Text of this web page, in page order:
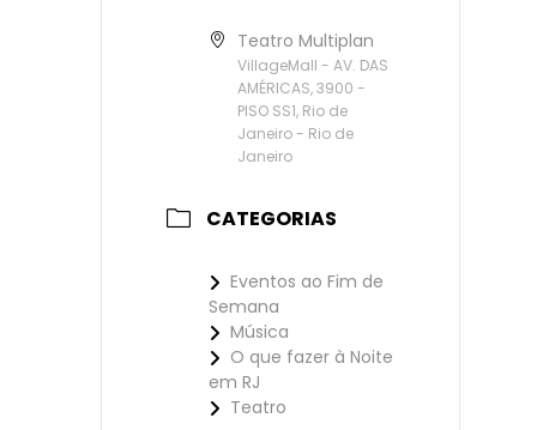
Teatro Multiplan
VillageMall - AV. DAS
AMÉRICAS, 3900 -
PISO SS1, Rio de
Janeiro - Rio de
Janeiro
CATEGORIAS
Eventos ao Fim de
Semana
Música
O que fazer à Noite
em RJ
Teatro